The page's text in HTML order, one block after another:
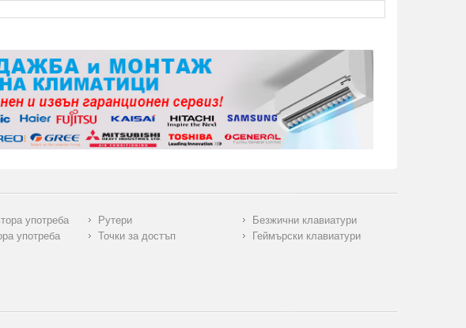
употреба
употреба
Рутери
Точки за достъп
Безжични клавиатури
Геймърски клавиатури